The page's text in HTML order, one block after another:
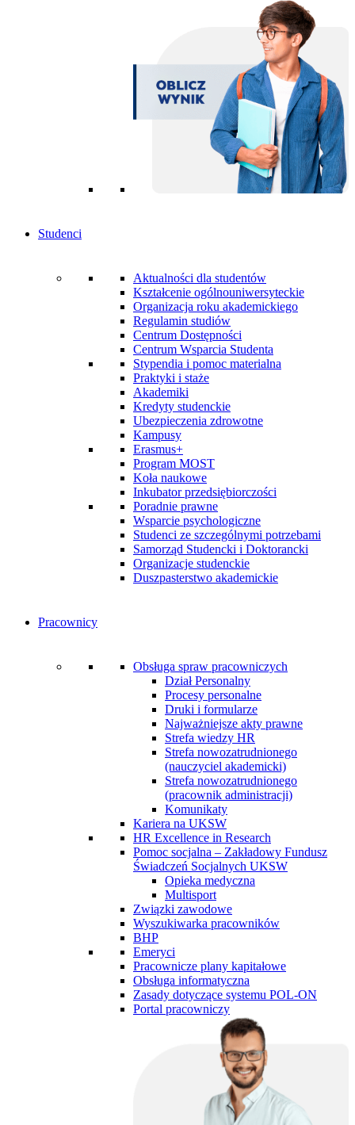
Studenci
Aktualności dla studentów
Kształcenie ogólnouniwersyteckie
Organizacja roku akademickiego
Regulamin studiów
Centrum Dostępności
Centrum Wsparcia Studenta
Stypendia i pomoc materialna
Praktyki i staże
Akademiki
Kredyty studenckie
Ubezpieczenia zdrowotne
Kampusy
Erasmus+
Program MOST
Koła naukowe
Inkubator przedsiębiorczości
Poradnie prawne
Wsparcie psychologiczne
Studenci ze szczególnymi potrzebami
Samorząd Studencki i Doktorancki
Organizacje studenckie
Duszpasterstwo akademickie
Pracownicy
Obsługa spraw pracowniczych
Dział Personalny
Procesy personalne
Druki i formularze
Najważniejsze akty prawne
Strefa wiedzy HR
Strefa nowozatrudnionego
(nauczyciel akademicki)
Strefa nowozatrudnionego
(pracownik administracji)
Komunikaty
Kariera na UKSW
HR Excellence in Research
Pomoc socjalna – Zakładowy Fundusz
Świadczeń Socjalnych UKSW
Opieka medyczna
Multisport
Związki zawodowe
Wyszukiwarka pracowników
BHP
Emeryci
Pracownicze plany kapitałowe
Obsługa informatyczna
Zasady dotyczące systemu POL-ON
Portal pracowniczy